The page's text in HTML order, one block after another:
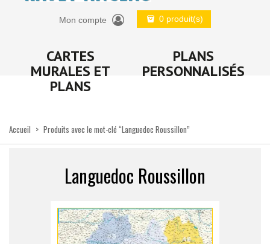
Mon compte 0 produit(s)
CARTES
MURALES ET
PLANS
PLANS
PERSONNALISÉS
Accueil > Produits avec le mot-clé “Languedoc Roussillon”
Languedoc Roussillon